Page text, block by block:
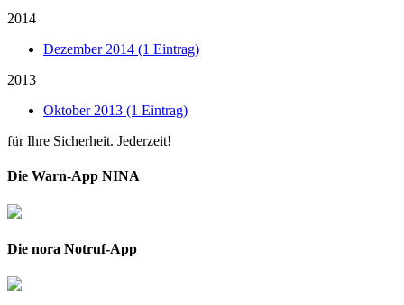
2014
Dezember 2014 (1 Eintrag)
2013
Oktober 2013 (1 Eintrag)
für Ihre Sicherheit. Jederzeit!
Die Warn-App NINA
Die nora Notruf-App